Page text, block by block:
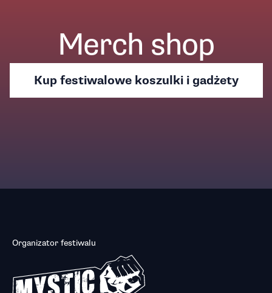
Merch shop
Kup festiwalowe koszulki i gadżety
Organizator festiwalu